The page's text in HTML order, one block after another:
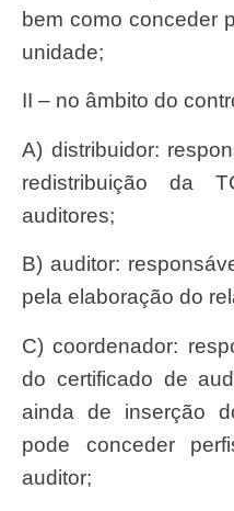
bem como conceder
unidade;
II – no âmbito do
a) distribuidor: responsável pela distribuição e
redistribuição da
auditores;
b) auditor: responsável pela análise da TCE e
pela elaboração do
c) coordenador: responsável pela elaboração
do certificado de
ainda de inserção
pode conceder
auditor;